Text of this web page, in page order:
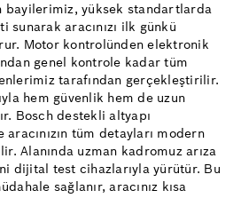
bayilerimiz, yüksek standartlarda
sunarak aracınızı ilk günkü
Motor kontrolünden elektronik
genel kontrole kadar tüm
tarafından gerçekleştirilir.
hem güvenlik hem de uzun
Bosch destekli altyapı
tüm detayları modern
Alanında uzman kadromuz arıza
dijital test cihazlarıyla yürütür. Bu
sağlanır, aracınız kısa